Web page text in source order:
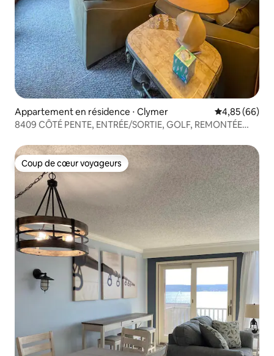
Appartement en résidence ⋅ Clymer Évaluation
4,85 (66)
8409 CÔTÉ PENTE, ENTRÉE/SORTIE, GOLF, REMONTÉE
Coup de cœur voyageurs
Coup de cœur voyageurs